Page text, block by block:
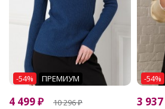
-54% ПРЕМИУМ
4 499₽ 10 296₽
-54%
3 937